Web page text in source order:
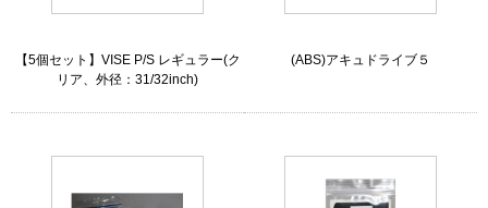
【5個セット】VISE P/S レギュラー(ク
リア、外径：31/32inch)
(ABS)アキュドライブ５